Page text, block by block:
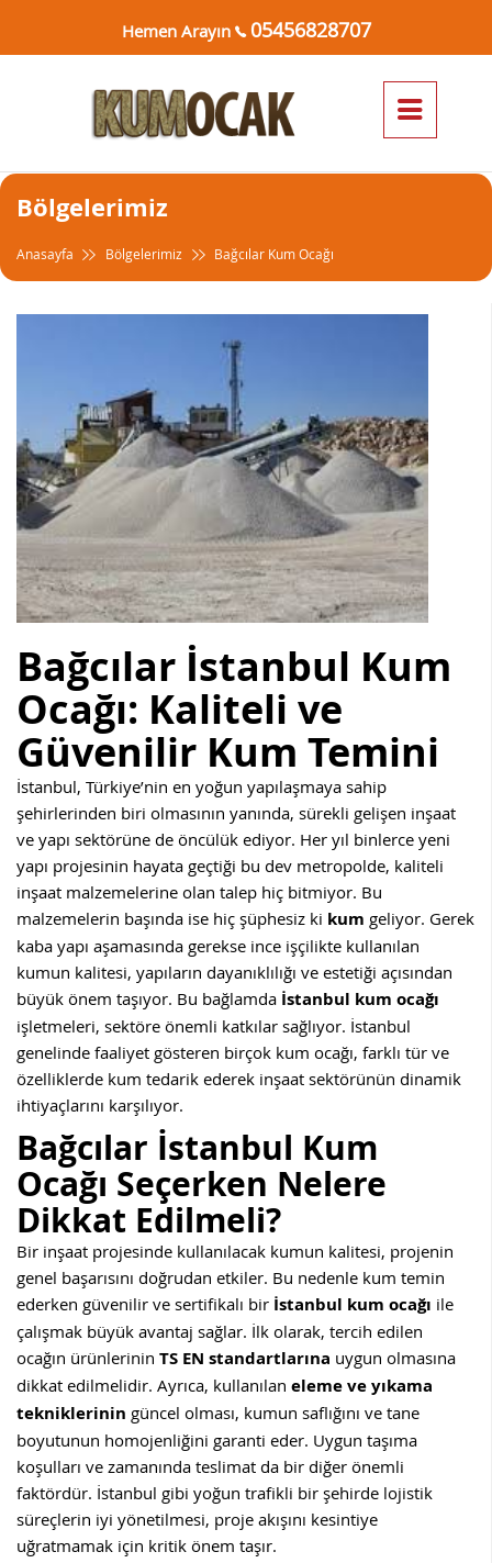
Hemen Arayın 05456828707
Bölgelerimiz
Anasayfa Bölgelerimiz Bağcılar Kum Ocağı
Bağcılar İstanbul Kum
Ocağı: Kaliteli ve
Güvenilir Kum Temini
İstanbul, Türkiye’nin en yoğun yapılaşmaya sahip
şehirlerinden biri olmasının yanında, sürekli gelişen inşaat
ve yapı sektörüne de öncülük ediyor. Her yıl binlerce yeni
yapı projesinin hayata geçtiği bu dev metropolde, kaliteli
inşaat malzemelerine olan talep hiç bitmiyor. Bu
malzemelerin başında ise hiç şüphesiz ki kum geliyor. Gerek
kaba yapı aşamasında gerekse ince işçilikte kullanılan
kumun kalitesi, yapıların dayanıklılığı ve estetiği açısından
büyük önem taşıyor. Bu bağlamda İstanbul kum ocağı
işletmeleri, sektöre önemli katkılar sağlıyor. İstanbul
genelinde faaliyet gösteren birçok kum ocağı, farklı tür ve
özelliklerde kum tedarik ederek inşaat sektörünün dinamik
ihtiyaçlarını karşılıyor.
Bağcılar İstanbul Kum
Ocağı Seçerken Nelere
Dikkat Edilmeli?
Bir inşaat projesinde kullanılacak kumun kalitesi, projenin
genel başarısını doğrudan etkiler. Bu nedenle kum temin
ederken güvenilir ve sertifikalı bir İstanbul kum ocağı ile
çalışmak büyük avantaj sağlar. İlk olarak, tercih edilen
ocağın ürünlerinin TS EN standartlarına uygun olmasına
dikkat edilmelidir. Ayrıca, kullanılan eleme ve yıkama
tekniklerinin güncel olması, kumun saflığını ve tane
boyutunun homojenliğini garanti eder. Uygun taşıma
koşulları ve zamanında teslimat da bir diğer önemli
faktördür. İstanbul gibi yoğun trafikli bir şehirde lojistik
süreçlerin iyi yönetilmesi, proje akışını kesintiye
uğratmamak için kritik önem taşır.